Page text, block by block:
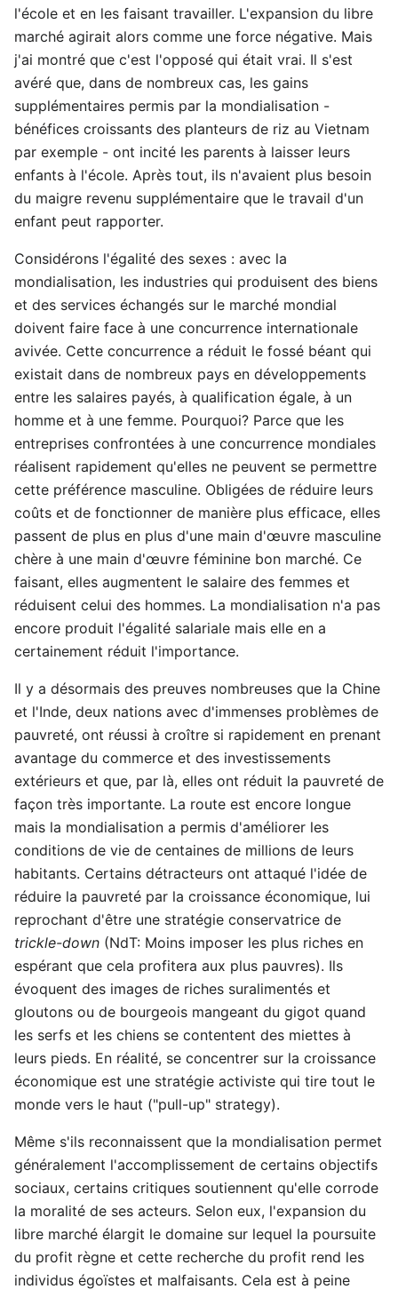
l'école et en les faisant travailler. L'expansion du libre
marché agirait alors comme une force négative. Mais
j'ai montré que c'est l'opposé qui était vrai. Il s'est
avéré que, dans de nombreux cas, les gains
supplémentaires permis par la mondialisation -
bénéfices croissants des planteurs de riz au Vietnam
par exemple - ont incité les parents à laisser leurs
enfants à l'école. Après tout, ils n'avaient plus besoin
du maigre revenu supplémentaire que le travail d'un
enfant peut rapporter.
Considérons l'égalité des sexes : avec la
mondialisation, les industries qui produisent des biens
et des services échangés sur le marché mondial
doivent faire face à une concurrence internationale
avivée. Cette concurrence a réduit le fossé béant qui
existait dans de nombreux pays en développements
entre les salaires payés, à qualification égale, à un
homme et à une femme. Pourquoi? Parce que les
entreprises confrontées à une concurrence mondiales
réalisent rapidement qu'elles ne peuvent se permettre
cette préférence masculine. Obligées de réduire leurs
coûts et de fonctionner de manière plus efficace, elles
passent de plus en plus d'une main d'œuvre masculine
chère à une main d'œuvre féminine bon marché. Ce
faisant, elles augmentent le salaire des femmes et
réduisent celui des hommes. La mondialisation n'a pas
encore produit l'égalité salariale mais elle en a
certainement réduit l'importance.
Il y a désormais des preuves nombreuses que la Chine
et l'Inde, deux nations avec d'immenses problèmes de
pauvreté, ont réussi à croître si rapidement en prenant
avantage du commerce et des investissements
extérieurs et que, par là, elles ont réduit la pauvreté de
façon très importante. La route est encore longue
mais la mondialisation a permis d'améliorer les
conditions de vie de centaines de millions de leurs
habitants. Certains détracteurs ont attaqué l'idée de
réduire la pauvreté par la croissance économique, lui
reprochant d'être une stratégie conservatrice de
trickle-down (NdT: Moins imposer les plus riches en
espérant que cela profitera aux plus pauvres). Ils
évoquent des images de riches suralimentés et
gloutons ou de bourgeois mangeant du gigot quand
les serfs et les chiens se contentent des miettes à
leurs pieds. En réalité, se concentrer sur la croissance
économique est une stratégie activiste qui tire tout le
monde vers le haut ("pull-up" strategy).
Même s'ils reconnaissent que la mondialisation permet
généralement l'accomplissement de certains objectifs
sociaux, certains critiques soutiennent qu'elle corrode
la moralité de ses acteurs. Selon eux, l'expansion du
libre marché élargit le domaine sur lequel la poursuite
du profit règne et cette recherche du profit rend les
individus égoïstes et malfaisants. Cela est à peine